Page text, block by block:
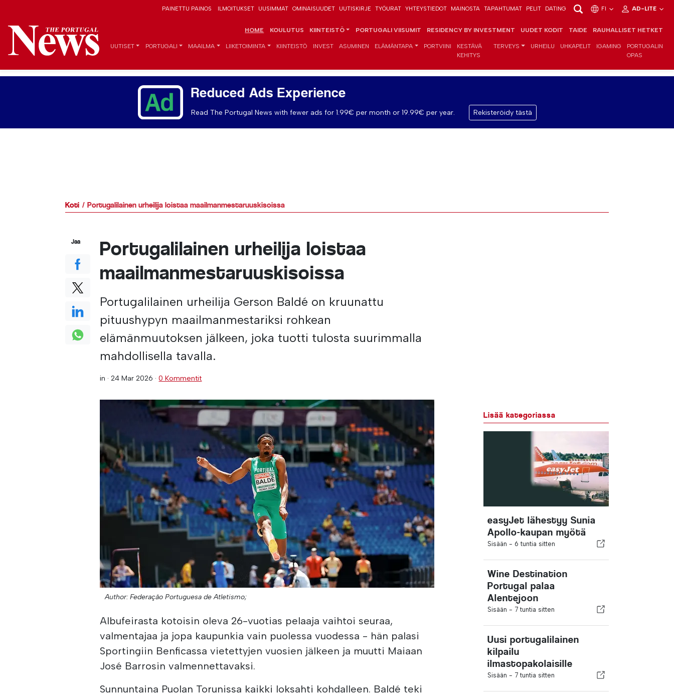
PAINETTU PAINOS ILMOITUKSET UUSIMMAT OMINAISUUDET UUTISKIRJE TYÖURAT YHTEYSTIEDOT MAINOSTA TAPAHTUMAT PELIT DATING FI AD-LITE
HOME KOULUTUS KIINTEISTÖ PORTUGALI VIISUMIT RESIDENCY BY INVESTMENT UUDET KODIT TAIDE RAUHALLISET HETKET
UUTISET PORTUGALI MAAILMA LIIKETOIMINTA KIINTEISTÖ INVEST ASUMINEN ELÄMÄNTAPA PORTVIINI
KESTÄVÄ
KEHITYS
TERVEYS URHEILU UHKAPELIT IGAMING
PORTUGALIN
OPAS
Reduced Ads Experience
Read The Portugal News with fewer ads for 1.99€ per month or 19.99€ per year. Rekisteröidy tästä
Koti Portugalilainen urheilija loistaa maailmanmestaruuskisoissa
Portugalilainen urheilija loistaa
maailmanmestaruuskisoissa
Portugalilainen urheilija Gerson Baldé on kruunattu
pituushypyn maailmanmestariksi rohkean
elämänmuutoksen jälkeen, joka tuotti tulosta suurimmalla
mahdollisella tavalla.
in ·24 Mar 2026 ·0 Kommentit
Author: Federação Portuguesa de Atletismo;
Albufeirasta kotoisin oleva 26-vuotias pelaaja vaihtoi seuraa,
valmentajaa ja jopa kaupunkia vain puolessa vuodessa - hän palasi
Sportingiin Benficassa vietettyjen vuosien jälkeen ja muutti Maiaan
José Barrosin valmennettavaksi.
Sunnuntaina Puolan Torunissa kaikki loksahti kohdalleen. Baldé teki
Jaa
Lisää kategoriassa
easyJet lähestyy Sunia
Apollo-kaupan myötä
Sisään - 6 tuntia sitten
Wine Destination
Portugal palaa
Alentejoon
Sisään - 7 tuntia sitten
Uusi portugalilainen
kilpailu
ilmastopakolaisille
Sisään - 7 tuntia sitten